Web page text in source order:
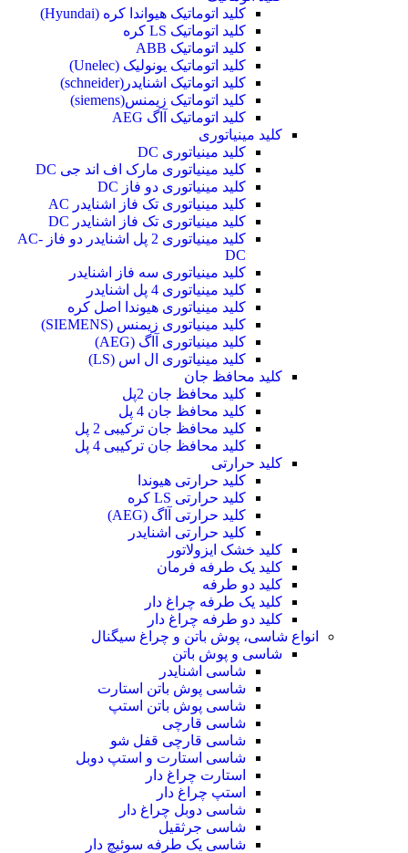
کلید اتوماتیک هیواندا کره (Hyundai)
کلید اتوماتیک LS کره
کلید اتوماتیک ABB
کلید اتوماتیک یونولیک (Unelec)
کلید اتوماتیک اشنایدر(schneider)
کلید اتوماتیک زیمنس(siemens)
کلید اتوماتیک آاگ AEG
کلید مینیاتوری
کلید مینیاتوری DC
کلید مینیاتوری مارک اف اند جی DC
کلید مینیاتوری دو فاز DC
کلید مینیاتوری تک فاز اشنایدر AC
کلید مینیاتوری تک فاز اشنایدر DC
کلید مینیاتوری 2 پل اشنایدر دو فاز AC-
DC
کلید مینیاتوری سه فاز اشنایدر
کلید مینیاتوری 4 پل اشنایدر
کلید مینیاتوری هیوندا اصل کره
کلید مینیاتوری زیمنس (SIEMENS)
کلید مینیاتوری آاگ (AEG)
کلید مینیاتوری ال اس (LS)
کلید محافظ جان
کلید محافظ جان 2پل
کلید محافظ جان 4 پل
کلید محافظ جان ترکیبی 2 پل
کلید محافظ جان ترکیبی 4 پل
کلید حرارتی
کلید حرارتی هیوندا
کلید حرارتی LS کره
کلید حرارتی آاگ (AEG)
کلید حرارتی اشنایدر
کلید خشک ایزولاتور
کلید یک طرفه فرمان
کلید دو طرفه
کلید یک طرفه چراغ دار
کلید دو طرفه چراغ دار
انواع شاسی، پوش باتن و چراغ سیگنال
شاسی و پوش باتن
شاسی اشنایدر
شاسی پوش باتن استارت
شاسی پوش باتن استپ
شاسی قارچی
شاسی قارچی قفل شو
شاسی استارت و استپ دوبل
استارت چراغ دار
استپ چراغ دار
شاسی دوبل چراغ دار
شاسی جرثقیل
شاسی یک طرفه سوئیچ دار